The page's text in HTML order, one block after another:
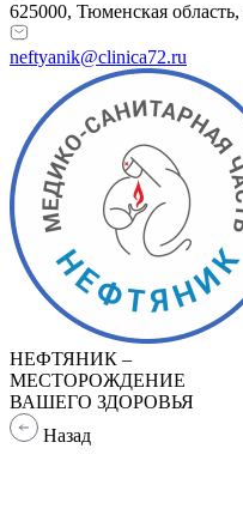
625000, Тюменская область,
neftyanik@clinica72.ru
НЕФТЯНИК –
МЕСТОРОЖДЕНИЕ
ВАШЕГО ЗДОРОВЬЯ
Назад